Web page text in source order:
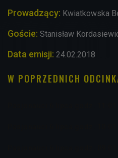
Prowadzący: Kwiatkowska
Goście: Stanisław
Data emisji: 24.02.2018
W POPRZEDNICH